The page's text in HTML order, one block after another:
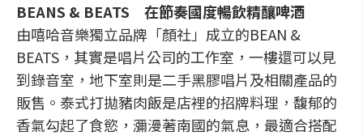
BEANS & BEATS 在節奏國度暢飲精釀啤酒
由嘻哈音樂獨立品牌「顏社」成立的BEAN &
BEATS，其實是唱片公司的工作室，一樓還可以見
到錄音室，地下室則是二手黑膠唱片及相關產品的
販售。泰式打拋豬肉飯是店裡的招牌料理，馥郁的
香氣勾起了食慾，瀰漫著南國的氣息，最適合搭配